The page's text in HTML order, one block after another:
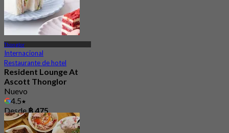
Thonglor
Internacional
Restaurante de hotel
Resident Lounge At
Ascott Thonglor
Nuevo
4.5
Desde฿ 475